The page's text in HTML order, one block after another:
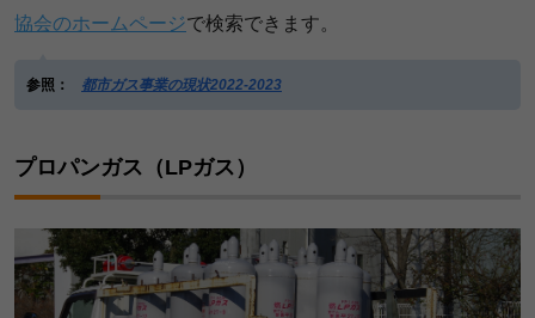
協会のホームページで検索できます。
参照： 都市ガス事業の現状2022-2023
プロパンガス（LPガス）